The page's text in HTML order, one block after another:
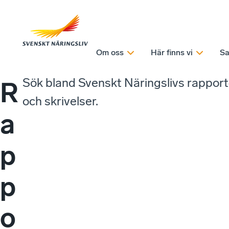
Om oss Här finns vi
R
a
p
p
o
Sök bland Svenskt Näringslivs
och skrivelser.